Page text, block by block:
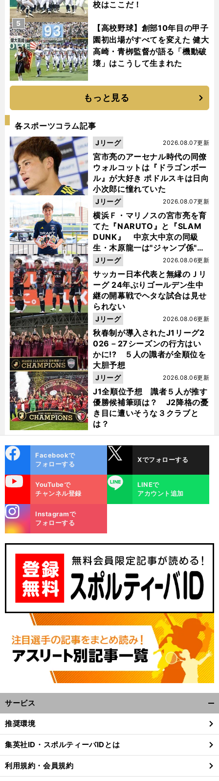
バ
ルサはなぜ朝令暮改を繰り返すのか
シャビ監督解任の顛末を歴史からひもとく
校はここだ！
【高校野球】創部10年目の甲子
園初出場がすべてを変えた 健大
高崎・青栁監督が語る「機動破
壊」はこうして生まれた
5
もっと見る
各スポーツコラム記事
宮市亮のアーセナル時代の同僚
ウォルコットは『ドラゴンボー
ル』が大好き ポドルスキは日向
小次郎に憧れていた
2026.08.07更新
Jリーグ
横浜Ｆ・マリノスの宮市亮を育
てた『NARUTO』と『SLAM
DUNK』 中京大中京の同級
生・木原龍一は"ジャンプ係"だ
った
2026.08.07更新
Jリーグ
サッカー日本代表と無縁のＪリ
ーグ 24年ぶりゴールデン生中
継の開幕戦でヘタな試合は見せ
られない
2026.08.06更新
Jリーグ
秋春制が導入されたJ1リーグ2
026－27シーズンの行方はい
かに!? ５人の識者が全順位を
大胆予想
2026.08.06更新
Jリーグ
J1全順位予想 識者５人が推す
優勝候補筆頭は？ J2降格の憂
き目に遭いそうな３クラブと
は？
2026.08.06更新
Jリーグ
ok
Facebookで
フォローする
Xでフォローする
YouTubeで
チャンネル登録
LINE
LINEで
アカウント追加
m
Instagramで
フォローする
サービス
閉
る
推奨環境
集英社ID・スポルティーバIDとは
利用規約・会員規約